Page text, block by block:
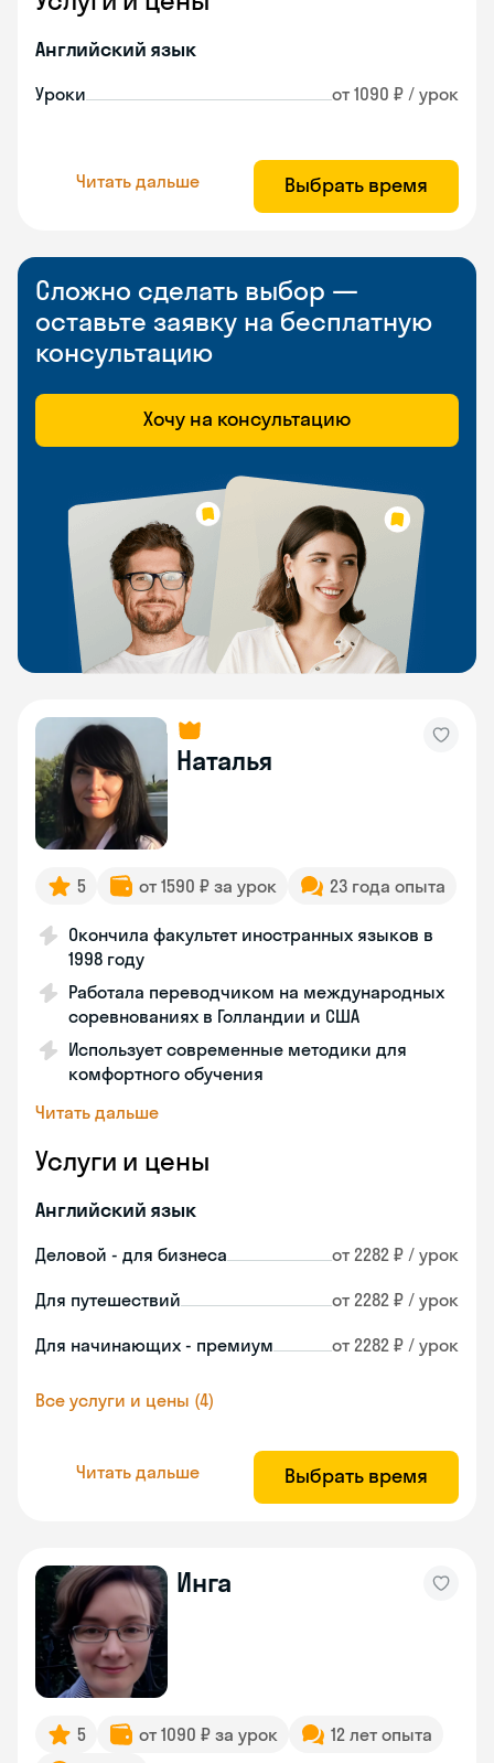
Английский язык
Уроки от 1090 ₽ / урок
Читать дальше Выбрать время
Сложно сделать выбор —
оставьте заявку на бесплатную
консультацию
Хочу на консультацию
Наталья
5 от 1590 ₽ за урок 23 года опыта
Окончила факультет иностранных языков в
1998 году
Работала переводчиком на международных
соревнованиях в Голландии и США
Использует современные методики для
комфортного обучения
Читать дальше
Услуги и цены
Английский язык
Деловой - для бизнеса от 2282 ₽ / урок
Для путешествий от 2282 ₽ / урок
Для начинающих - премиум от 2282 ₽ / урок
Все услуги и цены (4)
Читать дальше Выбрать время
Инга
5 от 1090 ₽ за урок
12 лет опыта